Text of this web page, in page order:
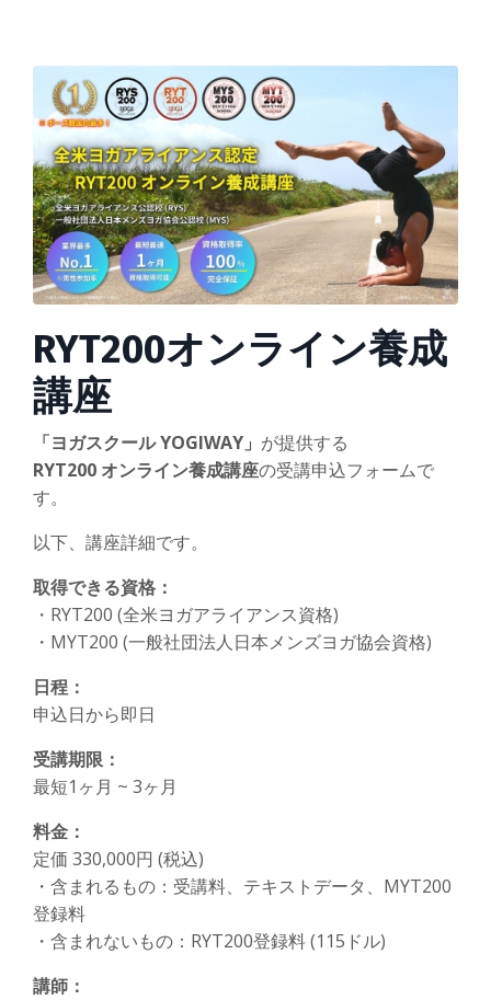
RYT200オンライン養成
講座
「ヨガスクール YOGIWAY」 が提供する
RYT200 オンライン養成講座の受講申込フォームで
す。
以下、講座詳細です。
取得できる資格：
・RYT200 (全米ヨガアライアンス資格)
・MYT200 (一般社団法人日本メンズヨガ協会資格)
日程：
申込日から即日
​受講期限：
最短1ヶ月 ~ 3ヶ月
​料金：
定価 330,000円 (税込)
・含まれるもの：受講料、テキストデータ、MYT200
登録料
​・含まれないもの：RYT200登録料 (115ドル)
講師：